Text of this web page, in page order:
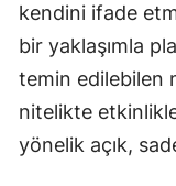
kendini ifade
bir yaklaşımla
temin edilebilen
nitelikte
yönelik açık,